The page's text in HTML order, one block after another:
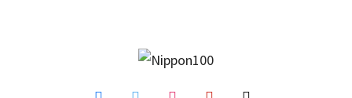
facebook twitter instagram pinterest mail